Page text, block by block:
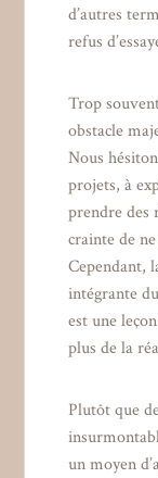
d’autres
refus
Trop
obstacle
Nous
projets, à
prendre des
crainte de
Cependant,
intégrante
est une
plus de la
Plutôt que
un moyen